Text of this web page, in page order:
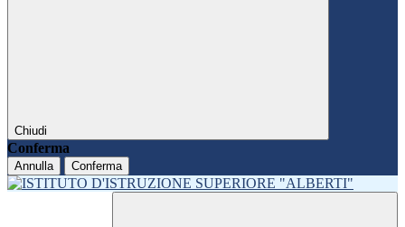
Chiudi
Conferma
Annulla Conferma